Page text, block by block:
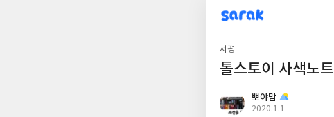
sarak
뽀야맘
서평
톨스토이 사색노트
뽀야맘
작
2020.1.1